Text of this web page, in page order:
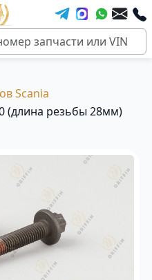
Scania
(длина резьбы 28мм)